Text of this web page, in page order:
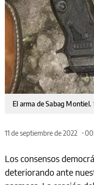
El arma de Sabag Montiel.
11 de septiembre de 2022
Los consensos
deteriorando ante